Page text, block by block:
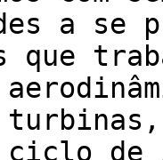
a se
que
de